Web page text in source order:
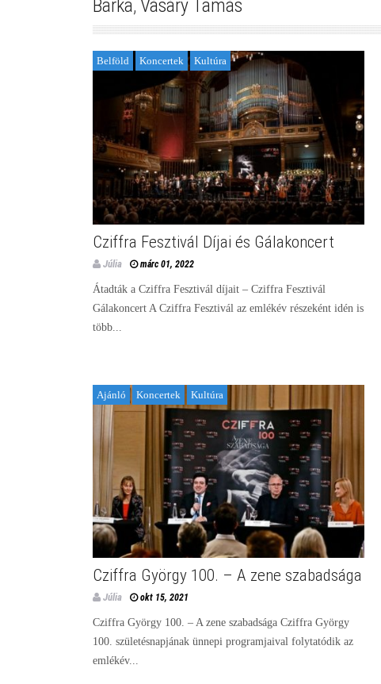
Barka, Vásáry Tamás
Belföld Koncertek Kultúra
Cziffra Fesztivál Díjai és Gálakoncert
Júlia márc 01, 2022
Átadták a Cziffra Fesztivál díjait – Cziffra Fesztivál
Gálakoncert A Cziffra Fesztivál az emlékév részeként idén is
több...
Ajánló Koncertek Kultúra
Cziffra György 100. – A zene szabadsága
Júlia okt 15, 2021
Cziffra György 100. – A zene szabadsága Cziffra György
100. születésnapjának ünnepi programjaival folytatódik az
emlékév...